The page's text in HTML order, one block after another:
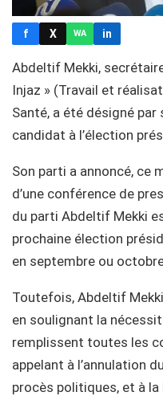
f X WA in
Abdeltif Mekki,
Injaz » (Travail et
Santé, a été désigné
candidat à l’élection
Son parti a annoncé, ce
d’une conférence de
du parti Abdeltif Mekki
prochaine élection
en septembre ou
Toutefois, Abdeltif
en soulignant la
remplissent toutes les
appelant à l’annulation
procès politiques, et à